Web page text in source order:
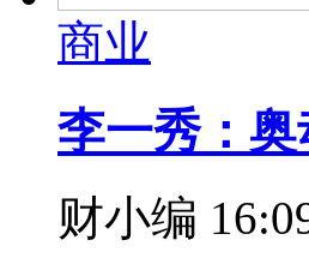
商业
李一秀：
财小编